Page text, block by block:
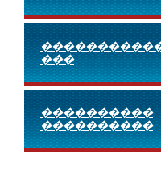
���
����������
����������